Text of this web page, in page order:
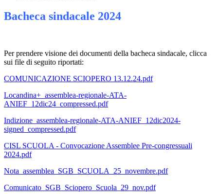
Bacheca sindacale 2024
Per prendere visione dei documenti della bacheca sindacale, clicca
sui file di seguito riportati:
COMUNICAZIONE SCIOPERO 13.12.24.pdf
Locandina+_assemblea-regionale-ATA-
ANIEF_12dic24_compressed.pdf
Indizione_assemblea-regionale-ATA-ANIEF_12dic2024-
signed_compressed.pdf
CISL SCUOLA - Convocazione Assemblee Pre-congressuali
2024.pdf
Nota_assemblea_SGB_SCUOLA_25_novembre.pdf
Comunicato_SGB_Sciopero_Scuola_29_nov.pdf